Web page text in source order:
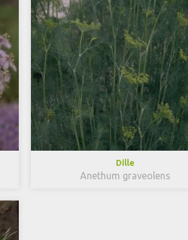
Dille
Anethum graveolens